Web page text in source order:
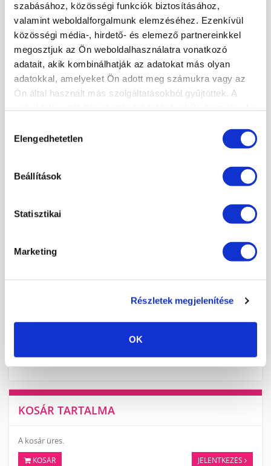
szabásához, közösségi funkciók biztosításához,
valamint weboldalforgalmunk elemzéséhez. Ezenkívül
közösségi média-, hirdető- és elemező partnereinkkel
megosztjuk az Ön weboldalhasználatra vonatkozó
adatait, akik kombinálhatják az adatokat más olyan
adatokkal, amelyeket Ön adott meg számukra vagy az
Ön által használt más szolgáltatásokból gyűjtöttek. A
kiválasztása
Elengedhetetlen
Beállítások
Statisztikai
Marketing
Részletek megjelenítése
OK
MEGJELENT! 2025/2026 TÉL EXTRA KATALÓGUS
TOVÁBB
KOSÁR TARTALMA
A kosár üres.
KOSÁR JELENTKEZÉS